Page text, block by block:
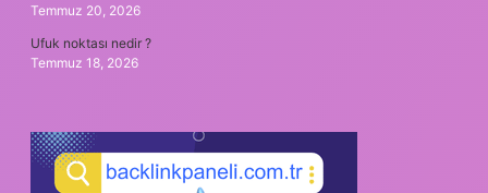
Temmuz 20, 2026
Ufuk noktası nedir ?
Temmuz 18, 2026